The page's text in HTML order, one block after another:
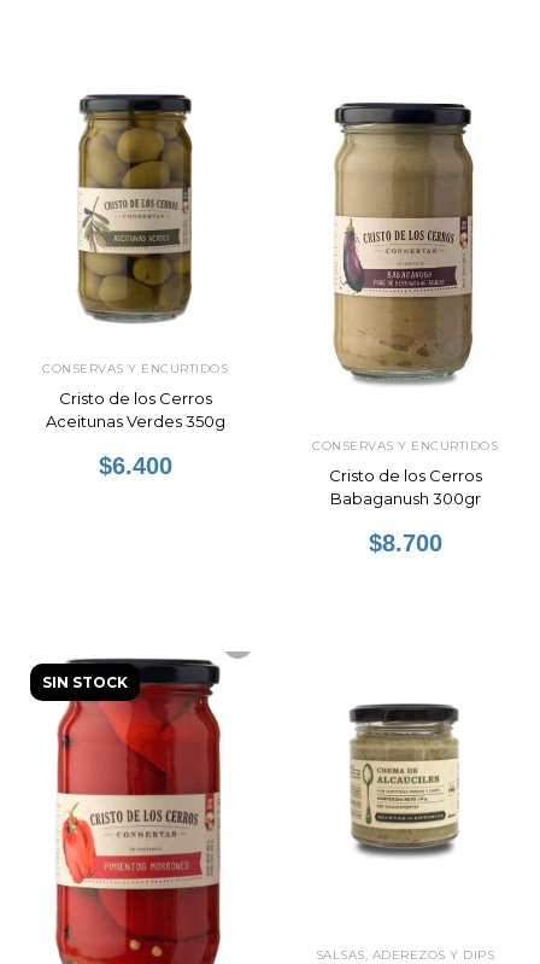
CONSERVAS Y ENCURTIDOS
Cristo de los Cerros
Aceitunas Verdes 350g
$6.400
CONSERVAS Y ENCURTIDOS
Cristo de los Cerros
Babaganush 300gr
$8.700
SIN STOCK
SALSAS, ADEREZOS Y DIPS